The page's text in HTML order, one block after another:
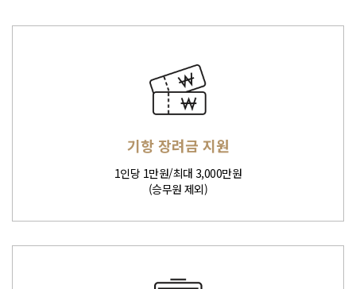
기항 장려금 지원
1인당 1만원/최대 3,000만원
(승무원 제외)